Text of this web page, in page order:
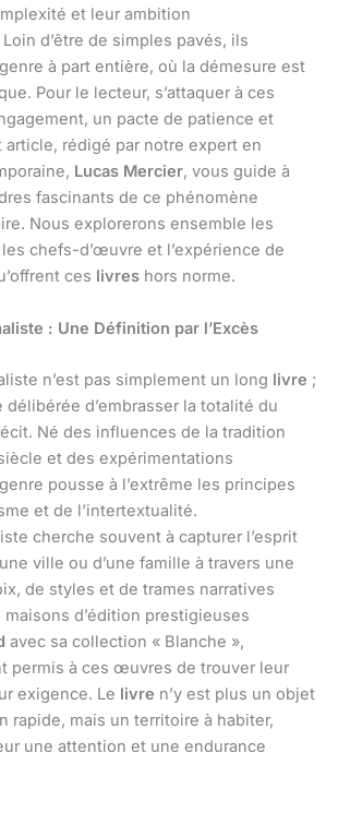
et leur ambition
d’être de simples pavés, ils
à part entière, où la démesure est
Pour le lecteur, s’attaquer à ces
un pacte de patience et
article, rédigé par notre expert en
Lucas Mercier, vous guide à
fascinants de ce phénomène
Nous explorerons ensemble les
chefs-d’œuvre et l’expérience de
ces livres hors norme.
: Une Définition par l’Excès
n’est pas simplement un long livre ;
délibérée d’embrasser la totalité du
Né des influences de la tradition
et des expérimentations
pousse à l’extrême les principes
et de l’intertextualité.
cherche souvent à capturer l’esprit
ville ou d’une famille à travers une
de styles et de trames narratives
d’édition prestigieuses
avec sa collection « Blanche »,
permis à ces œuvres de trouver leur
exigence. Le livre n’y est plus un objet
rapide, mais un territoire à habiter,
une attention et une endurance